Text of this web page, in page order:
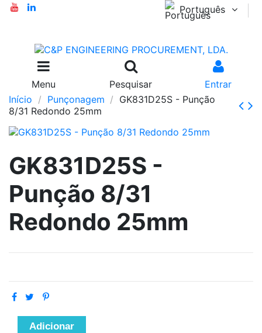
Português
Menu Pesquisar
Entrar
Início
Punçonagem
GK831D25S - Punção
8/31 Redondo 25mm
GK831D25S -
Punção 8/31
Redondo 25mm
Adicionar